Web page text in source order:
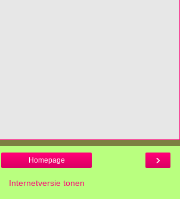
›
Homepage
Internetversie tonen